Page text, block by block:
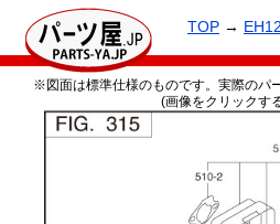
TOP →
※図面は標準仕様のものです。実際のパ
(画像をクリックす